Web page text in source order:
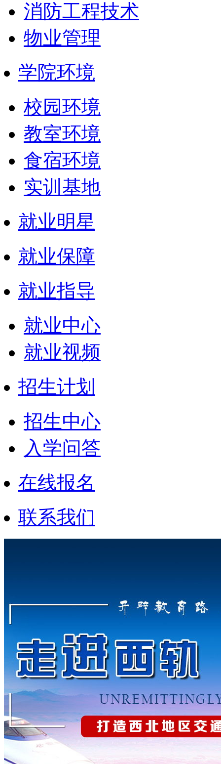
消防工程技术
物业管理
学院环境
校园环境
教室环境
食宿环境
实训基地
就业明星
就业保障
就业指导
就业中心
就业视频
招生计划
招生中心
入学问答
在线报名
联系我们